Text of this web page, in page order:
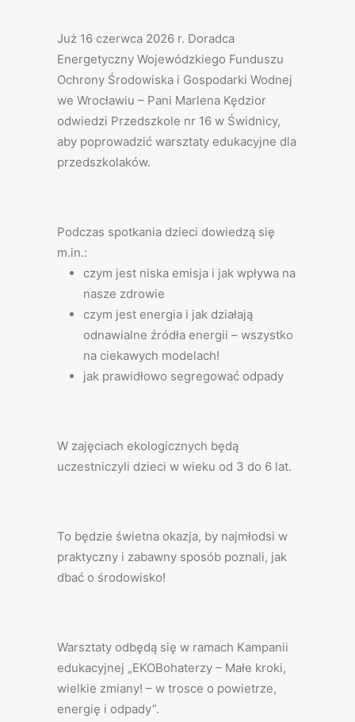
Już 16 czerwca 2026 r. Doradca
Energetyczny Wojewódzkiego Funduszu
Ochrony Środowiska i Gospodarki Wodnej
we Wrocławiu – Pani Marlena Kędzior
odwiedzi Przedszkole nr 16 w Świdnicy,
aby poprowadzić warsztaty edukacyjne dla
przedszkolaków.
Podczas spotkania dzieci dowiedzą się
m.in.:
czym jest niska emisja i jak wpływa na
nasze zdrowie
czym jest energia i jak działają
odnawialne źródła energii – wszystko
na ciekawych modelach!
jak prawidłowo segregować odpady
W zajęciach ekologicznych będą
uczestniczyli dzieci w wieku od 3 do 6 lat.
To będzie świetna okazja, by najmłodsi w
praktyczny i zabawny sposób poznali, jak
dbać o środowisko!
Warsztaty odbędą się w ramach Kampanii
edukacyjnej „EKOBohaterzy – Małe kroki,
wielkie zmiany! – w trosce o powietrze,
energię i odpady”.